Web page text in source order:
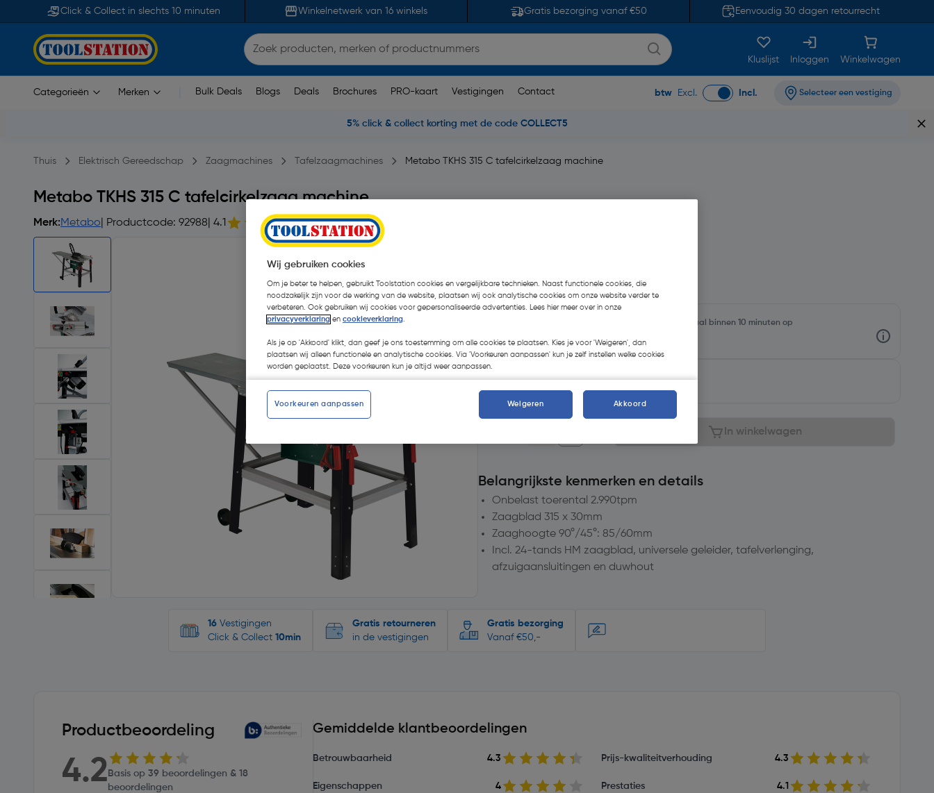
Click & Collect in slechts 10 minuten Winkelnetwerk van 16 winkels Gratis bezorging vanaf €50 Eenvoudig 30 dagen retourrecht
Kluslijst Inloggen Winkelwagen
Categorieën Merken Bulk Deals Blogs Deals Brochures PRO-kaart Vestigingen Contact btw Excl. Incl. Selecteer een vestiging
5% click & collect korting met de code COLLECT5
Thuis Elektrisch Gereedschap Zaagmachines Tafelzaagmachines Metabo TKHS 315 C tafelcirkelzaag machine
Metabo TKHS 315 C tafelcirkelzaag machine
Merk:Metabo | Productcode: 92988 | 4.1 39 beoordelingen
Recupelbijdrage inbegrepen
Selecteer winkel - Bekijk voorraadniveaus en haal binnen 10 minuten op
Selecteer vestiging
Geen voorraad beschikbaar
In winkelwagen
Belangrijkste kenmerken en details
Onbelast toerental 2.990tpm
Zaagblad 315 x 30mm
Zaaghoogte 90°/45°: 85/60mm
Incl. 24-tands HM zaagblad, universele geleider, tafelverlenging,
afzuigaansluitingen en duwhout
16 Vestigingen
Click & Collect 10min
Gratis retourneren
in de vestigingen
Gratis bezorging
Vanaf €50,-
Productbeoordeling
4.2 Basis op 39 beoordelingen & 18
beoordelingen
Gemiddelde klantbeoordelingen
Betrouwbaarheid 4.3 Prijs-kwaliteitverhouding 4.3
Eigenschappen 4 Prestaties 4.1
Wij gebruiken cookies
Om je beter te helpen, gebruikt Toolstation cookies en vergelijkbare technieken. Naast functionele cookies, die
noodzakelijk zijn voor de werking van de website, plaatsen wij ook analytische cookies om onze website verder te
verbeteren. Ook gebruiken wij cookies voor gepersonaliseerde advertenties. Lees hier meer over in onze
privacyverklaring en cookieverklaring.
Als je op 'Akkoord' klikt, dan geef je ons toestemming om alle cookies te plaatsen. Kies je voor 'Weigeren', dan
plaatsen wij alleen functionele en analytische cookies. Via 'Voorkeuren aanpassen' kun je zelf instellen welke cookies
worden geplaatst. Deze voorkeuren kun je altijd weer aanpassen.
Voorkeuren aanpassen Weigeren Akkoord